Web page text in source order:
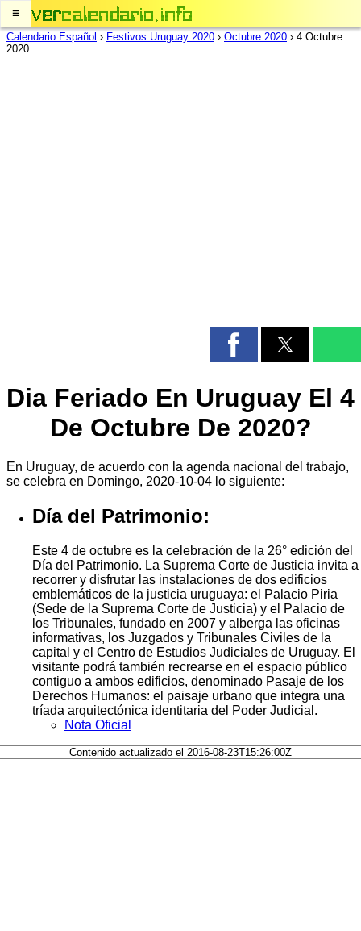
≡
Calendario Español › Festivos Uruguay 2020 › Octubre 2020 › 4 Octubre
2020
Dia Feriado En Uruguay El 4
De Octubre De 2020?
En Uruguay, de acuerdo con la agenda nacional del trabajo,
se celebra en Domingo, 2020-10-04 lo siguiente:
Día del Patrimonio:
Este 4 de octubre es la celebración de la 26° edición del
Día del Patrimonio. La Suprema Corte de Justicia invita a
recorrer y disfrutar las instalaciones de dos edificios
emblemáticos de la justicia uruguaya: el Palacio Piria
(Sede de la Suprema Corte de Justicia) y el Palacio de
los Tribunales, fundado en 2007 y alberga las oficinas
informativas, los Juzgados y Tribunales Civiles de la
capital y el Centro de Estudios Judiciales de Uruguay. El
visitante podrá también recrearse en el espacio público
contiguo a ambos edificios, denominado Pasaje de los
Derechos Humanos: el paisaje urbano que integra una
tríada arquitectónica identitaria del Poder Judicial.
Nota Oficial
Contenido actualizado el 2016-08-23T15:26:00Z